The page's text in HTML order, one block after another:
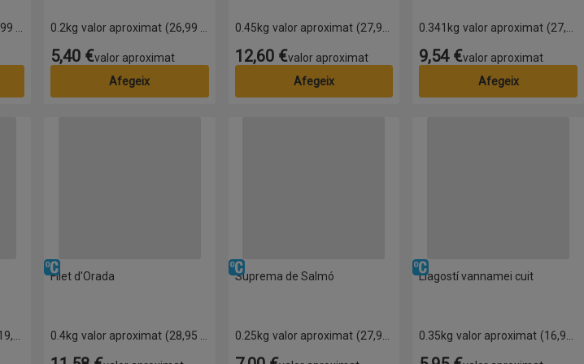
(29,99 € per quilo) 0.2kg valor aproximat (26,99 € per quilo)
Preu
5,40 €valor aproximat
Afegeix
0.45kg valor aproximat (27,99 € per quilo)
Preu
12,60 €valor aproximat
Afegeix
0.341kg valor aproximat (27,99 € per quilo)
Preu
9,54 €valor aproximat
Afegeix
Refrigerat
Filet d'Orada
0.4kg valor aproximat
Refrigerat
Suprema de Salmó
0.25kg valor aproximat
Refrigerat
Llagostí vannamei cuit
0.35kg valor aproximat